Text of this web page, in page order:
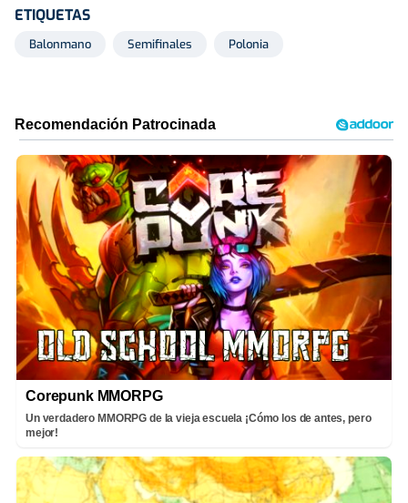
ETIQUETAS
Balonmano Semifinales Polonia
Corepunk MMORPG
Un verdadero MMORPG de la vieja escuela ¡Cómo los de antes, pero
mejor!